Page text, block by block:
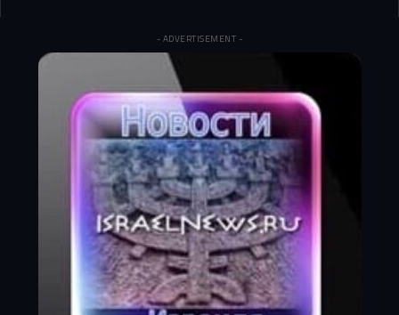
- ADVERTISEMENT -